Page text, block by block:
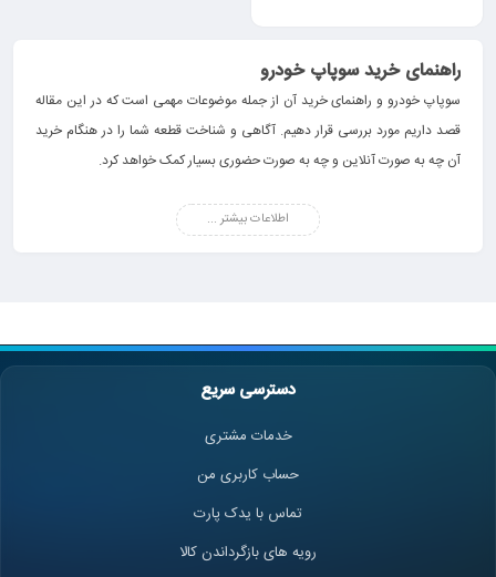
راهنمای خرید سوپاپ خودرو
سوپاپ خودرو و راهنمای خرید آن از جمله موضوعات مهمی است که در این مقاله
قصد داریم مورد بررسی قرار دهیم. آگاهی و شناخت قطعه شما را در هنگام خرید
آن چه به صورت آنلاین و چه به صورت حضوری بسیار کمک خواهد کرد.
سوپاپ خودرو، بخش مهمی از موتور خودرو است که در ورود و خروج هوا به داخل
تواند باعث عملکرد بالای موتور خودرو و کاهش مصرف سوخت شود. به همین خاطر،
خرید سوپاپاصل و باکیفیت از فروشگاه های معتبر دارای اهمیت ویژه ای می
ارتباط یاتاقان با سوپاپ خودرو
رابطه با همدیگر عمل می کنند. علاوه بر سوپاپ خودرو یکی از مهمترین اجزای
تشکیل دهنده موتور، یاتاقان می باشد. این قطعه، وظیفه کاهش اصطکاک بین
قسمت های ثابت و چرخشی موتور خودرو را برعهده دارد. در صورت خرابی این
اطلاعات بیشتر ...
دسترسی سریع
خدمات مشتری
حساب کاربری من
تماس با یدک پارت
رویه های بازگرداندن کالا